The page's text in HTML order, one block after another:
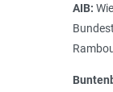
AIB: